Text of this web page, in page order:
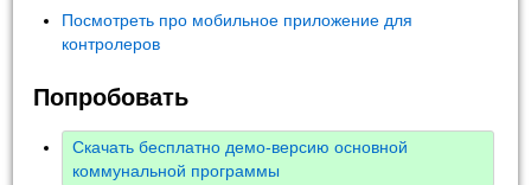
Посмотреть про мобильное приложение для
контролеров
Попробовать
Скачать бесплатно демо-версию основной
коммунальной программы